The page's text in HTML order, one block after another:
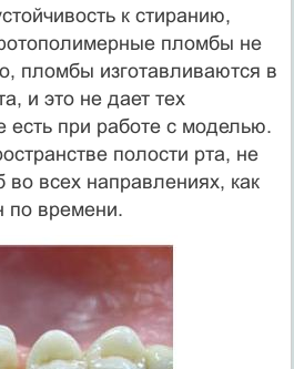
к стиранию,
пломбы не
пломбы изготавливаются в
и это не дает тех
есть при работе с моделью.
полости рта, не
во всех направлениях, как
по времени.